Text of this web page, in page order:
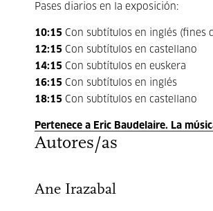
Pases diarios en la exposición:
10:15 Con subtítulos en inglés (fines
12:15 Con subtítulos en castellano
14:15 Con subtítulos en euskera
16:15 Con subtítulos en inglés
18:15 Con subtítulos en castellano
Pertenece a Eric Baudelaire. La
Autores/as
Ane Irazabal